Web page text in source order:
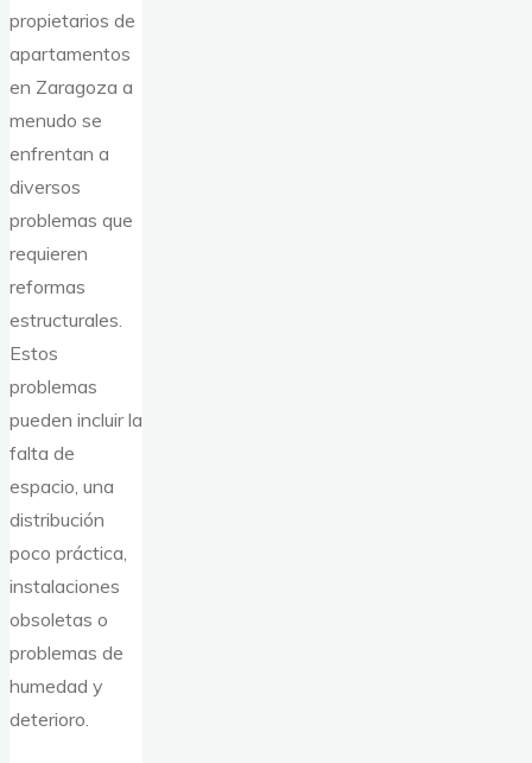
propietarios de
apartamentos
en Zaragoza a
menudo se
enfrentan a
diversos
problemas que
requieren
reformas
estructurales.
Estos
problemas
pueden incluir la
falta de
espacio, una
distribución
poco práctica,
instalaciones
obsoletas o
problemas de
humedad y
deterioro.